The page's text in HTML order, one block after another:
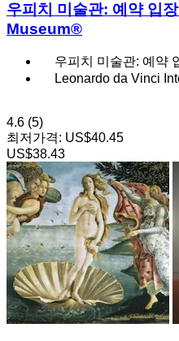
우피치 미술관: 예약 입
Museum®
우피치 미술관: 예약
Leonardo da Vinci
4.6 (5)
최저가격: US$40.45
US$38.43